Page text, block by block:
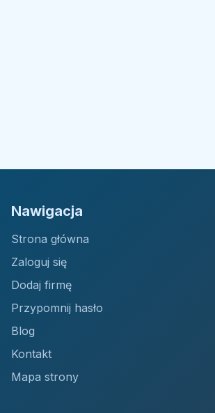
Nawigacja
Strona główna
Zaloguj się
Dodaj firmę
Przypomnij hasło
Blog
Kontakt
Mapa strony